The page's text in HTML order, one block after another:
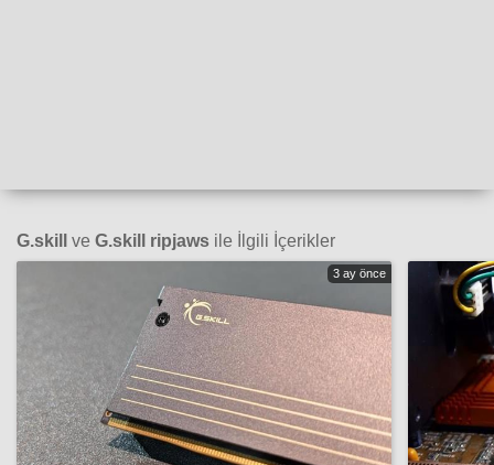
G.skill ve G.skill ripjaws ile İlgili İçerikler
3 ay önce